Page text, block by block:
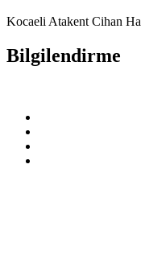
Kocaeli Atakent Cihan
Bilgilendirme